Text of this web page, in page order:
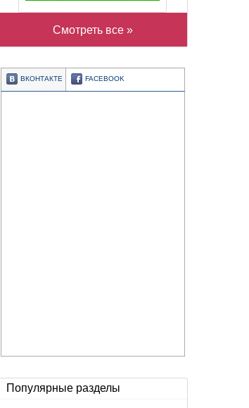
Смотреть все »
ВКОНТАКТЕ FACEBOOK
Популярные разделы